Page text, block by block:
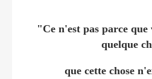
"Ce n'est pas parce que
quelque
que cette chose